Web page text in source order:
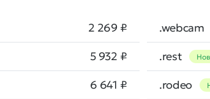
2 269 ₽ .webcam
5 932 ₽ .rest
6 641 ₽ .rodeo